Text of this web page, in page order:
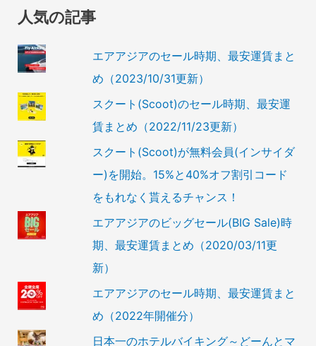
人気の記事
エアアジアのセール時期、最安運賃まと
め（2023/10/31更新）
スクート(Scoot)のセール時期、最安運
賃まとめ（2022/11/23更新）
スクート(Scoot)が無料会員(インサイダ
ー)を開始。15%と40%オフ割引コード
をもれなく貰えるチャンス！
エアアジアのビッグセール(BIG Sale)時
期、最安運賃まとめ（2020/03/11更
新）
エアアジアのセール時期、最安運賃まと
め（2022年開催分）
日本一のホテルバイキング～どーんとマ